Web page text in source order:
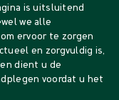
is uitsluitend
we alle
ervoor te zorgen
en zorgvuldig is,
dient u de
voordat u het